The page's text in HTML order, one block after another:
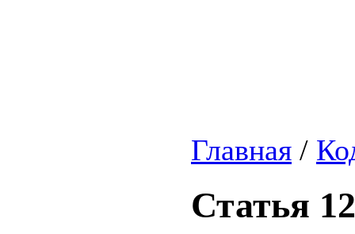
Главная /
Статья